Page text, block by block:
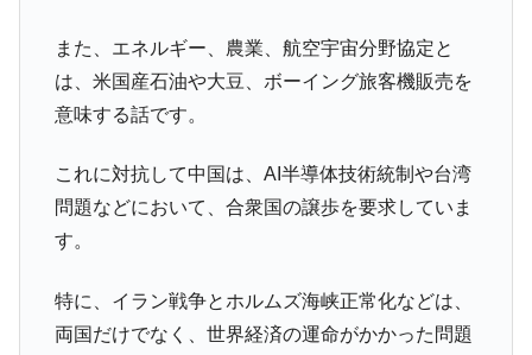
また、エネルギー、農業、航空宇宙分野協定と
は、米国産石油や大豆、ボーイング旅客機販売を
意味する話です。
これに対抗して中国は、AI半導体技術統制や台湾
問題などにおいて、合衆国の譲歩を要求していま
す。
特に、イラン戦争とホルムズ海峡正常化などは、
両国だけでなく、世界経済の運命がかかった問題